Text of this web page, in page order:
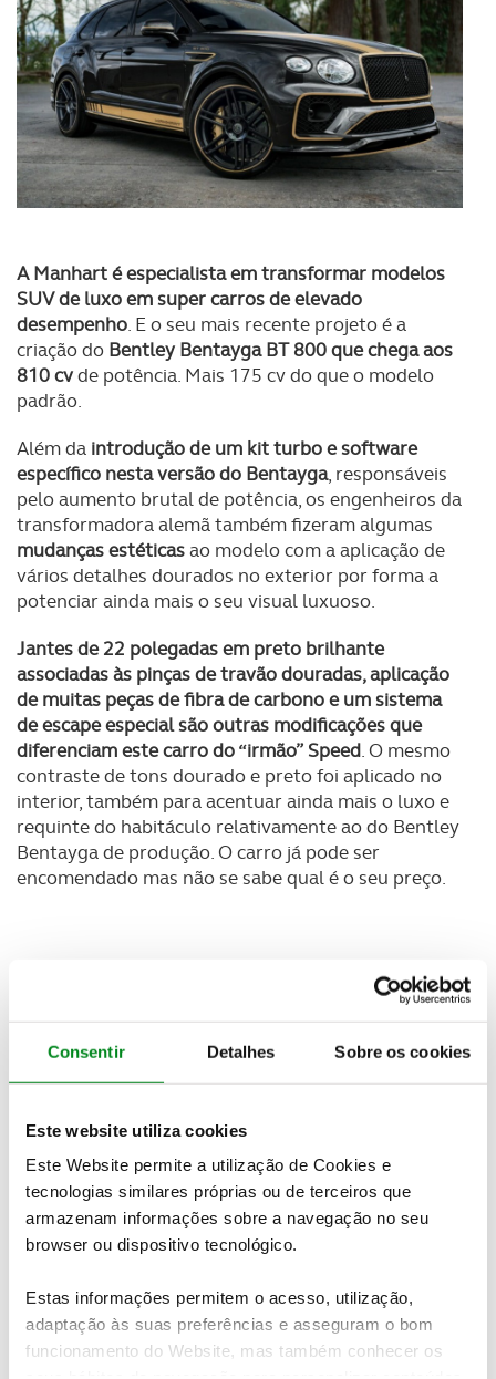
Consentir Detalhes Sobre os cookies
Este website utiliza cookies
Este Website permite a utilização de Cookies e
tecnologias similares próprias ou de terceiros que
armazenam informações sobre a navegação no seu
browser ou dispositivo tecnológico.
Estas informações permitem o acesso, utilização,
adaptação às suas preferências e asseguram o bom
funcionamento do Website, mas também conhecer os
A Manhart é especialista em transformar modelos
SUV de luxo em super carros de elevado
desempenho. E o seu mais recente projeto é a
criação do Bentley Bentayga BT 800 que chega aos
810 cvde potência. Mais 175 cv do que o modelo
padrão.
Além da introdução de um kit turbo e software
específico nesta versão do Bentayga, responsáveis
pelo aumento brutal de potência, os engenheiros da
transformadora alemã também fizeram algumas
mudanças estéticasao modelo com a aplicação de
vários detalhes dourados no exterior por forma a
potenciar ainda mais o seu visual luxuoso.
Jantes de 22 polegadas em preto brilhante
associadas às pinças de travão douradas, aplicação
de muitas peças de fibra de carbono e um sistema
de escape especial são outras modificações que
diferenciam este carro do “irmão” Speed. O mesmo
contraste de tons dourado e preto foi aplicado no
interior, também para acentuar ainda mais o luxo e
requinte do habitáculo relativamente ao do Bentley
Bentayga de produção. O carro já pode ser
encomendado mas não se sabe qual é o seu preço.